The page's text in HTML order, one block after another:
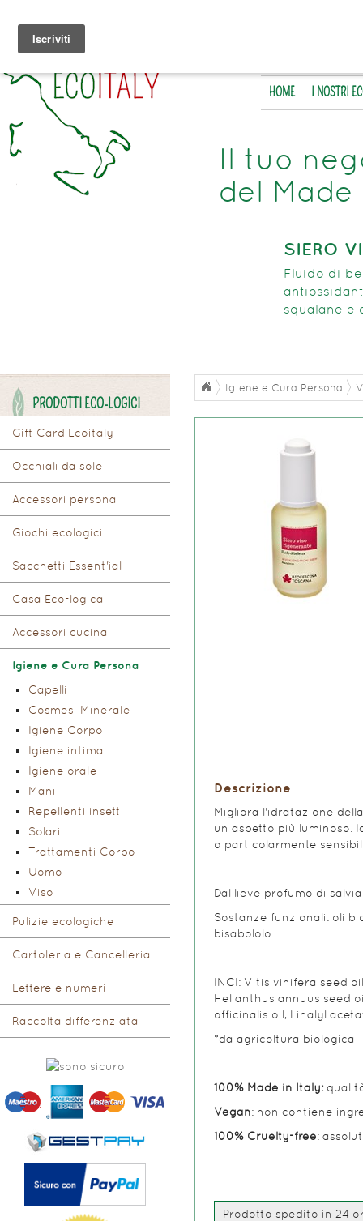
HOME I NOSTRI
Il tuo
del
SIERO
Fluido di
squalane e
PRODOTTI ECO-LOGICI
Gift Card Ecoitaly
Occhiali da sole
Accessori persona
Giochi ecologici
Sacchetti Essent'ial
Casa Eco-logica
Accessori cucina
Igiene e Cura Persona
Capelli
Cosmesi Minerale
Igiene Corpo
Igiene intima
Igiene orale
Mani
Repellenti insetti
Solari
Trattamenti Corpo
Uomo
Viso
Pulizie ecologiche
Cartoleria e Cancelleria
Lettere e numeri
Raccolta differenziata
Igiene e Cura Persona
Descrizione
Migliora l'idratazione
un aspetto più luminoso.
o particolarmente
Dal lieve profumo di
Sostanze funzionali: oli
bisabololo.
INCI: Vitis vinifera seed
Helianthus annuus seed
officinalis oil, Linalyl
*da agricoltura biologica
100% Made in Italy:
Vegan: non contiene
100% Cruelty-free:
Prodotto spedito in 24